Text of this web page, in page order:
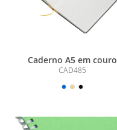
Caderno A5 em couro
reciclado
CAD485